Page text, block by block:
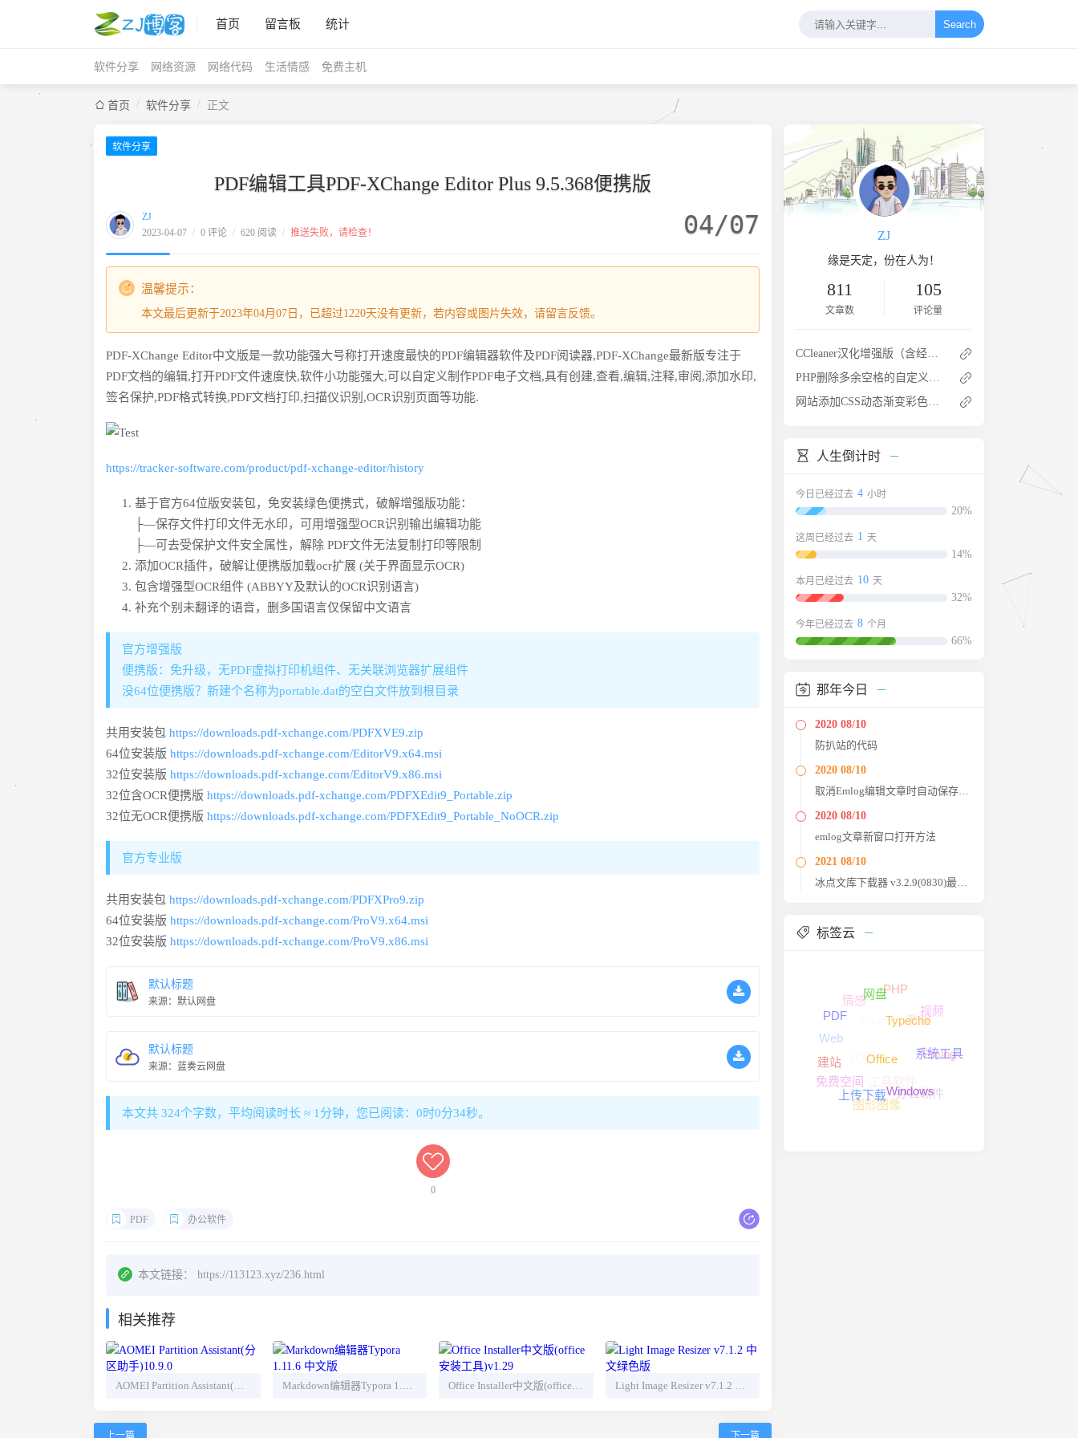
首页 留言板 统计 Search
软件分享 网络资源 网络代码 生活情感 免费主机
首页 / 软件分享 / 正文
软件分享
PDF编辑工具PDF-XChange Editor Plus 9.5.368便携版
ZJ
2023-04-07 / 0 评论 / 620 阅读 / 推送失败，请检查！ 04/07
温馨提示：
本文最后更新于2023年04月07日，已超过1220天没有更新，若内容或图片失效，请留言反馈。
PDF-XChange Editor中文版是一款功能强大号称打开速度最快的PDF编辑器软件及PDF阅读器,PDF-XChange最新版专注于
PDF文档的编辑,打开PDF文件速度快,软件小功能强大,可以自定义制作PDF电子文档,具有创建,查看,编辑,注释,审阅,添加水印,
签名保护,PDF格式转换,PDF文档打印,扫描仪识别,OCR识别页面等功能.
https://tracker-software.com/product/pdf-xchange-editor/history
基于官方64位版安装包，免安装绿色便携式，破解增强版功能：
├—保存文件打印文件无水印，可用增强型OCR识别输出编辑功能
├—可去受保护文件安全属性，解除 PDF文件无法复制打印等限制
添加OCR插件，破解让便携版加载ocr扩展 (关于界面显示OCR)
包含增强型OCR组件 (ABBYY及默认的OCR识别语言)
补充个别未翻译的语音，删多国语言仅保留中文语言
官方增强版
便携版：免升级，无PDF虚拟打印机组件、无关联浏览器扩展组件
没64位便携版？新建个名称为portable.dat的空白文件放到根目录
共用安装包 https://downloads.pdf-xchange.com/PDFXVE9.zip
64位安装版 https://downloads.pdf-xchange.com/EditorV9.x64.msi
32位安装版 https://downloads.pdf-xchange.com/EditorV9.x86.msi
32位含OCR便携版 https://downloads.pdf-xchange.com/PDFXEdit9_Portable.zip
32位无OCR便携版 https://downloads.pdf-xchange.com/PDFXEdit9_Portable_NoOCR.zip
官方专业版
共用安装包 https://downloads.pdf-xchange.com/PDFXPro9.zip
64位安装版 https://downloads.pdf-xchange.com/ProV9.x64.msi
32位安装版 https://downloads.pdf-xchange.com/ProV9.x86.msi
默认标题
来源：默认网盘
默认标题
来源：蓝奏云网盘
本文共 324个字数，平均阅读时长 ≈ 1分钟，您已阅读：0时0分34秒。
0
PDF 办公软件
本文链接： https://113123.xyz/236.html
相关推荐
AOMEI Partition Assistant(分区助手)10.9.0 Markdown编辑器Typora 1.11.6 中文版 Office Installer中文版(office安装工具)v1.29 Light Image Resizer v7.1.2 中文绿色版
上一篇 下一篇
ZJ
缘是天定，份在人为！
811
文章数
105
评论量
CCleaner汉化增强版（含经典版）
PHP删除多余空格的自定义函数代码
网站添加CSS动态渐变彩色文字
人生倒计时
今日已经过去 4 小时
20%
这周已经过去 1 天
14%
本月已经过去 10 天
32%
今年已经过去 8 个月
66%
那年今日
2020 08/10
防扒站的代码
2020 08/10
取消Emlog编辑文章时自动保存功能
2020 08/10
emlog文章新窗口打开方法
2021 08/10
冰点文库下载器 v3.2.9(0830)最终版
标签云
代码
Android 教程
Emlog
办公软件
图形图像
免费空间
Web
情感
PHP
视频
系统工具
Windows
上传下载
建站
PDF
网盘
Typecho
Office